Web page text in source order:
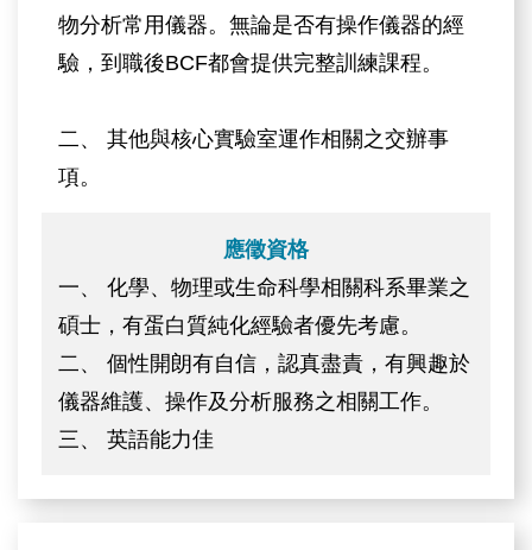
物分析常用儀器。無論是否有操作儀器的經
驗，到職後BCF都會提供完整訓練課程。
二、 其他與核心實驗室運作相關之交辦事
項。
應徵資格
一、 化學、物理或生命科學相關科系畢業之
碩士，有蛋白質純化經驗者優先考慮。
二、 個性開朗有自信，認真盡責，有興趣於
儀器維護、操作及分析服務之相關工作。
三、 英語能力佳